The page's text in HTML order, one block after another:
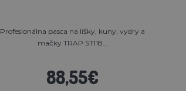
Profesionálna pasca na líšky, kuny, vydry a
mačky TRAP ST118...
88,55€